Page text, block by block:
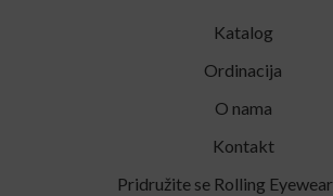
Katalog
Ordinacija
O nama
Kontakt
Pridružite se Rolling